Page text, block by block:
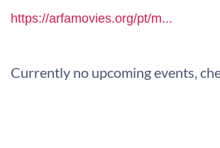
https://arfamovies.org/pt/m...
Currently no upcoming events,